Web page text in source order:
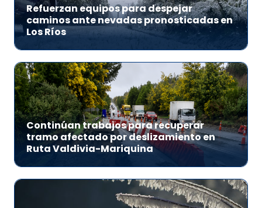
Refuerzan equipos para despejar
caminos ante nevadas pronosticadas en
Los Ríos
Continúan trabajos para recuperar
tramo afectado por deslizamiento en
Ruta Valdivia-Mariquina